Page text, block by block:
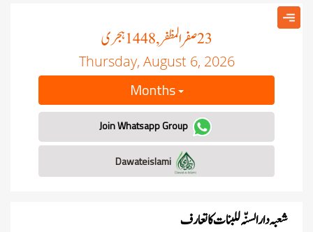
23صفر المظفر, 1448 ہجری
Thursday, August 6, 2026
Months
Join Whatsapp Group
شعبہ دار السنّہ للبنات کا تعارف